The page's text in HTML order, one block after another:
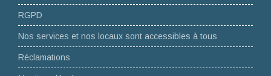
RGPD
Nos services et nos locaux sont accessibles à tous
Réclamations